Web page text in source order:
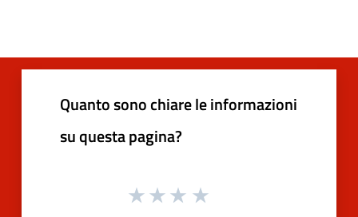
Quanto sono chiare le informazioni
su questa pagina?